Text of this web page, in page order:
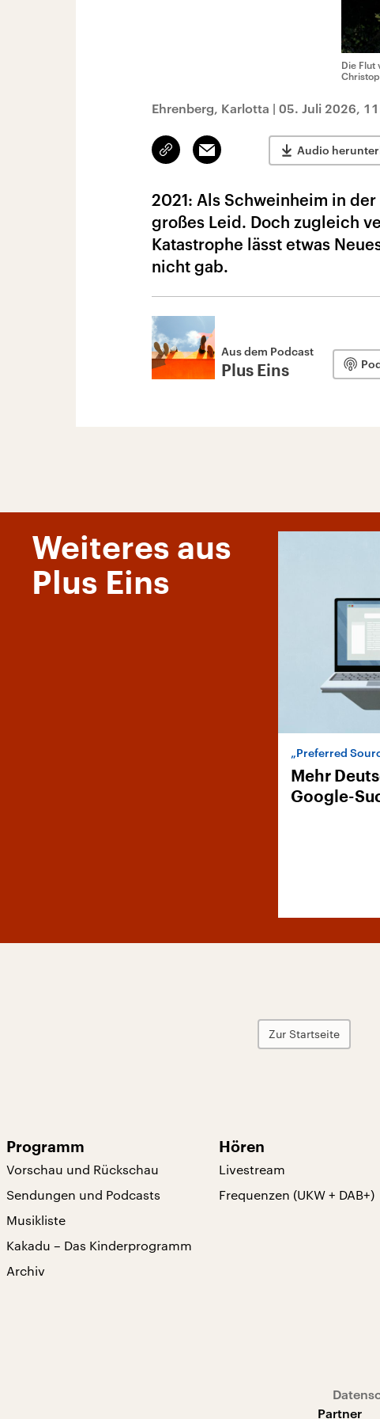
Die Flut
Ehrenberg, Karlotta | 05. Juli 2026,
Link
kopieren/teilen
Email Audio
2021: Als Schweinheim in
großes Leid. Doch zugleich
Katastrophe lässt etwas
nicht gab.
Aus dem Podcast
Plus Eins
Weiteres aus
Plus Eins
„Preferred
Mehr
Google-
Zur Startseite
Programm
Vorschau und Rückschau
Sendungen und Podcasts
Musikliste
Kakadu – Das Kinderprogramm
Archiv
Hören
Livestream
Frequenzen (UKW + DAB+)
Partner